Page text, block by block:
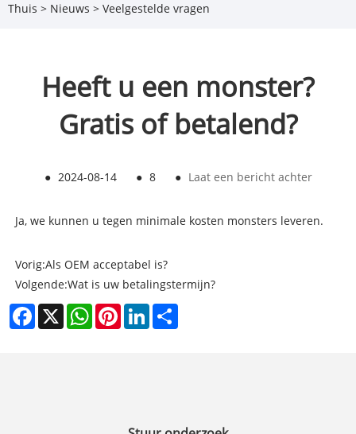
Thuis > Nieuws > Veelgestelde vragen
Heeft u een monster?
Gratis of betalend?
● 2024-08-14 ● 8 ● Laat een bericht achter
Ja, we kunnen u tegen minimale kosten monsters leveren.
Vorig:Als OEM acceptabel is?
Volgende:Wat is uw betalingstermijn?
Facebook
X WhatsAppPinterestLinkedIn